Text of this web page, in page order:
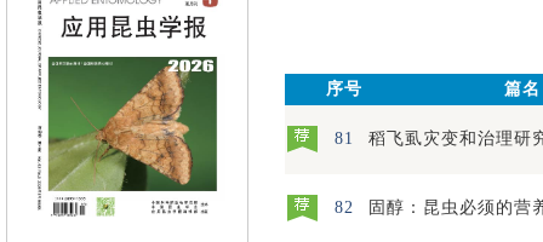
序号 篇名
81 稻飞虱灾变和治理研
82 固醇：昆虫必须的营